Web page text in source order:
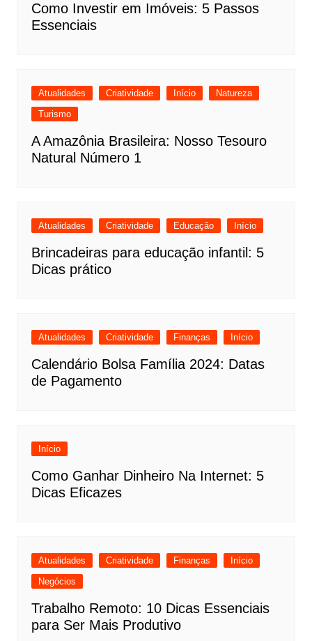
Como Investir em Imóveis: 5 Passos
Essenciais
Atualidades Criatividade Início
Natureza
Turismo
A Amazônia Brasileira: Nosso Tesouro
Natural Número 1
Atualidades Criatividade Educação Início
Brincadeiras para educação infantil: 5
Dicas prático
Atualidades Criatividade Finanças Início
Calendário Bolsa Família 2024: Datas
de Pagamento
Início
Como Ganhar Dinheiro Na Internet: 5
Dicas Eficazes
Atualidades Criatividade Finanças
Início
Negócios
Trabalho Remoto: 10 Dicas Essenciais
para Ser Mais Produtivo